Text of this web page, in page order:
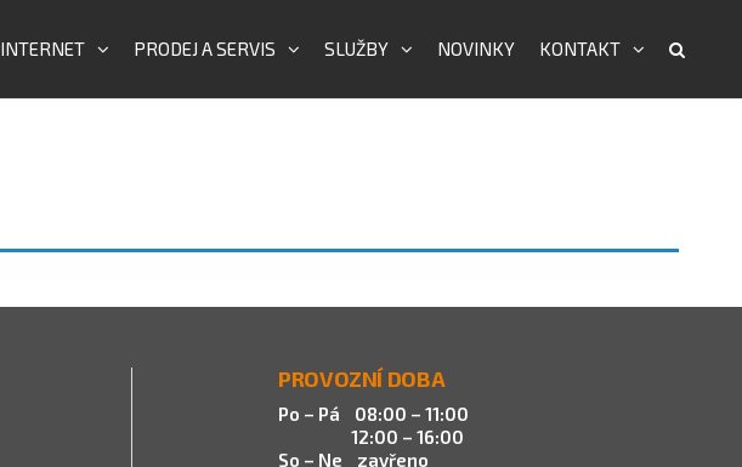
INTERNET PRODEJ A SERVIS SLUŽBY NOVINKY KONTAKT
PROVOZNÍ DOBA
Po – Pá 08:00 – 11:00
12:00 – 16:00
So – Ne zavřeno